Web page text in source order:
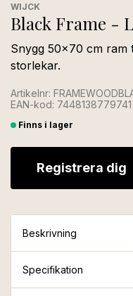
WIJCK
Black Frame -
Snygg 50x70 cm ram
storlekar.
Artikelnr:
EAN-kod: 7448138779741
Finns i lager
Registrera dig
Beskrivning
Specifikation